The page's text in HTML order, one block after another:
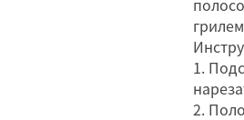
грилем
1.
2.